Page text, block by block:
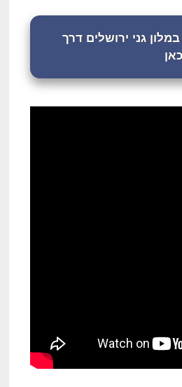
גני ירושלים דרך